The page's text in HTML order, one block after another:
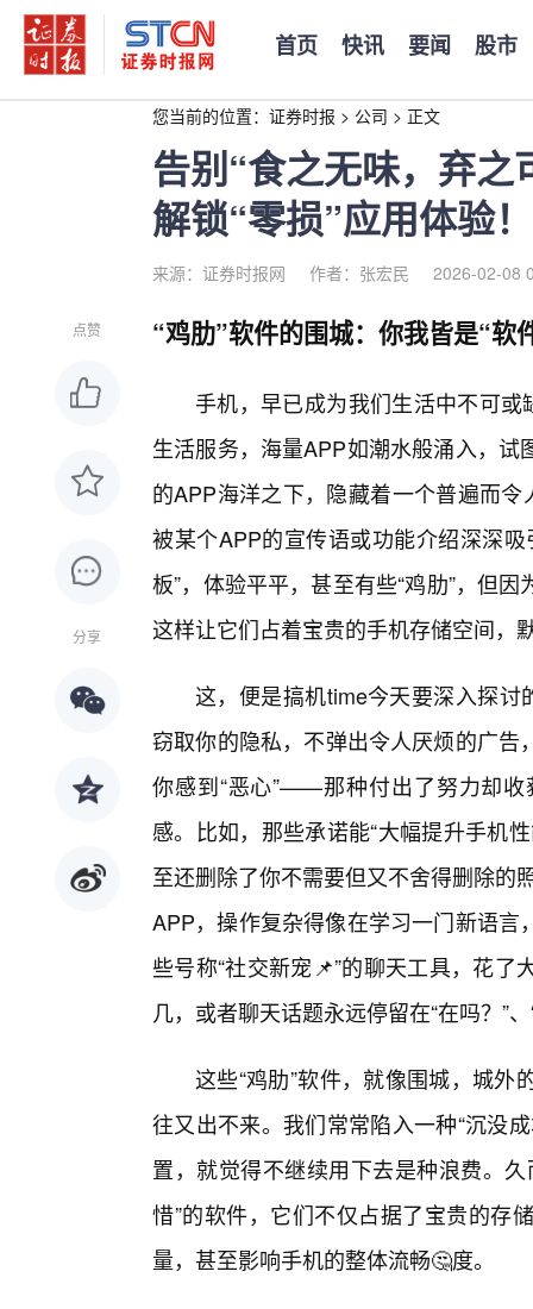
首页 快讯 要闻 股市
您当前的位置： 证券时报 > 公司 > 正文
告别“食之无味，弃
解锁“零损”应用体验！
来源：证券时报网 作者：张宏民 2026-02-08
点赞
分享
“鸡肋”软件的围城：你我皆是“软
手机，早已成为我们生活中不可或
生活服务，海量APP如潮水般涌入，
的APP海洋之下，隐藏着一个普遍而
被某个APP的宣传语或功能介绍深深
板”，体验平平，甚至有些“鸡肋”，但
这样让它们占着宝贵的手机存储空间，
这，便是搞机time今天要深入探讨
窃取你的隐私，不弹出令人厌烦的广
你感到“恶心”——那种付出了努力却
感。比如，那些承诺能“大幅提升手机
至还删除了你不需要但又不舍得删除的
APP，操作复杂得像在学习一门新语
些号称“社交新宠📌”的聊天工具，花
几，或者聊天话题永远停留在“在吗？”
这些“鸡肋”软件，就像围城，城
往又出不来。我们常常陷入一种“沉没
置，就觉得不继续用下去是种浪费。
惜”的软件，它们不仅占据了宝贵的存
量，甚至影响手机的整体流畅🤔度。